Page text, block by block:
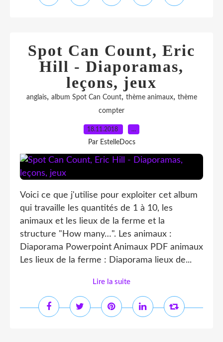
Spot Can Count, Eric
Hill - Diaporamas,
leçons, jeux
anglais, album Spot Can Count, thème animaux, thème
compter
18.11.2018 …
Par EstelleDocs
Voici ce que j'utilise pour exploiter cet album
qui travaille les quantités de 1 à 10, les
animaux et les lieux de la ferme et la
structure "How many…". Les animaux :
Diaporama Powerpoint Animaux PDF animaux
Les lieux de la ferme : Diaporama lieux de...
Lire la suite